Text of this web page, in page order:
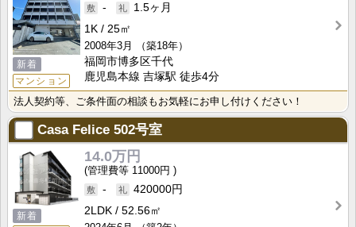
新着
マンション
-
1.5ヶ月
1K
25㎡
2008年3月
（築18年）
福岡市博多区千代
鹿児島本線 吉塚駅 徒歩4分
法人契約等、ご条件面の相談もお気軽にお申し付けください！
Casa Felice 502号室
新着
14.0万円
11000円
-
420000円
2LDK
52.56㎡